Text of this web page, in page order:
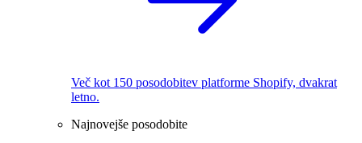
Več kot 150 posodobitev platforme Shopify, dvakrat
letno.
Najnovejše posodobite